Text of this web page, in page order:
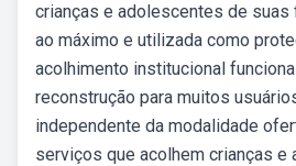
crianças e adolescentes de suas
ao máximo e utilizada como
acolhimento institucional
reconstrução para muitos
independente da modalidade
serviços que acolhem crianças e